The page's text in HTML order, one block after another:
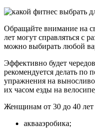
Обращайте внимание на
лет могут справляться с
можно выбирать любой
Эффективно будет
рекомендуется делать по
упражнения на
их часом езды на
Женщинам от 30 до 40 лет
аквааэробика;